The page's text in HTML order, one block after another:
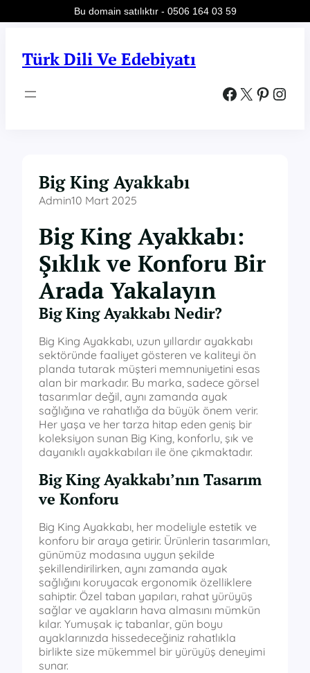
Türk Dili Ve Edebiyatı
Facebook X Pinterest Instagram
Big King Ayakkabı
Admin10 Mart 2025
Big King Ayakkabı:
Şıklık ve Konforu Bir
Arada Yakalayın
Big King Ayakkabı Nedir?
Big King Ayakkabı, uzun yıllardır ayakkabı
sektöründe faaliyet gösteren ve kaliteyi ön
planda tutarak müşteri memnuniyetini esas
alan bir markadır. Bu marka, sadece görsel
tasarımlar değil, aynı zamanda ayak
sağlığına ve rahatlığa da büyük önem verir.
Her yaşa ve her tarza hitap eden geniş bir
koleksiyon sunan Big King, konforlu, şık ve
dayanıklı ayakkabıları ile öne çıkmaktadır.
Big King Ayakkabı’nın Tasarım
ve Konforu
Big King Ayakkabı, her modeliyle estetik ve
konforu bir araya getirir. Ürünlerin tasarımları,
günümüz modasına uygun şekilde
şekillendirilirken, aynı zamanda ayak
sağlığını koruyacak ergonomik özelliklere
sahiptir. Özel taban yapıları, rahat yürüyüş
sağlar ve ayakların hava almasını mümkün
kılar. Yumuşak iç tabanlar, gün boyu
ayaklarınızda hissedeceğiniz rahatlıkla
birlikte size mükemmel bir yürüyüş deneyimi
sunar.
Bu domain satılıktır - 0506 164 03 59